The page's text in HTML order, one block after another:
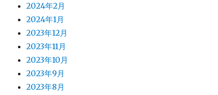
2024年2月
2024年1月
2023年12月
2023年11月
2023年10月
2023年9月
2023年8月